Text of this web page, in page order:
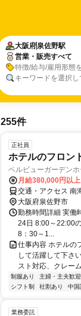
大阪府泉佐野駅
営業・販売すべて
特徴/給与/雇用形態
キーワードを選択
255件
正社員
ホテルのフロン
ベルビューガーデン
月給380,000円以上
交通・アクセス 南
大阪府泉佐野市
勤務時間詳細 実働
24日 8:00～22:00
8：30～1...
仕事内容 ホテルの
して活躍して下さ
スト対応、クレー
制服あり 主婦・主夫歓迎
シフト制
社割あり 中国
業務委託